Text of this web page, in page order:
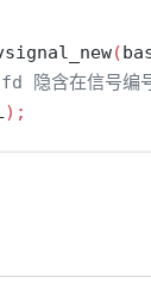
(
隐含在信号编
);